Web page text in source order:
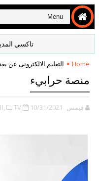
تاكسي المدينة..
Home التعليم الالكترونى عن
منصة حرابيء
فيمس TV 10/31/2021